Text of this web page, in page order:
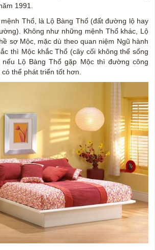
1991.
Thổ, là Lộ Bàng Thổ (đất đường lộ hay
Không như những mệnh Thổ khác, Lộ
sợ Mộc, mặc dù theo quan niệm Ngũ hành
thì Mộc khắc Thổ (cây cối không thể sống
Lộ Bàng Thổ gặp Mộc thì đường công
thể phát triển tốt hơn.